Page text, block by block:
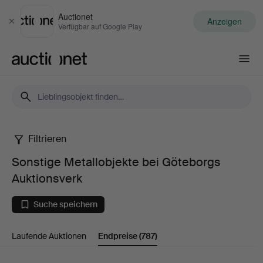
Schließen
Auctionet
Verfügbar auf Google Play Anzeigen
Sonstige
Metallobjekte
bei
Göteborgs
Filtrieren
Sonstige Metallobjekte bei Göteborgs
Auktionsverk
Suche speichern
Laufende Auktionen Endpreise(787)